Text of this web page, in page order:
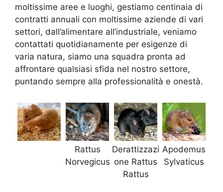
moltissime aree e luoghi, gestiamo centinaia di
contratti annuali con moltissime aziende di vari
settori, dall’alimentare all’industriale, veniamo
contattati quotidianamente per esigenze di
varia natura, siamo una squadra pronta ad
affrontare qualsiasi sfida nel nostro settore,
puntando sempre alla professionalità e onestà.
Rattus
Norvegicus
Derattizzazi
one Rattus
Rattus
Apodemus
Sylvaticus